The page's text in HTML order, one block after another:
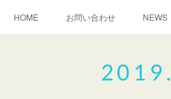
HOME お問い合わせ NEWS
2019.